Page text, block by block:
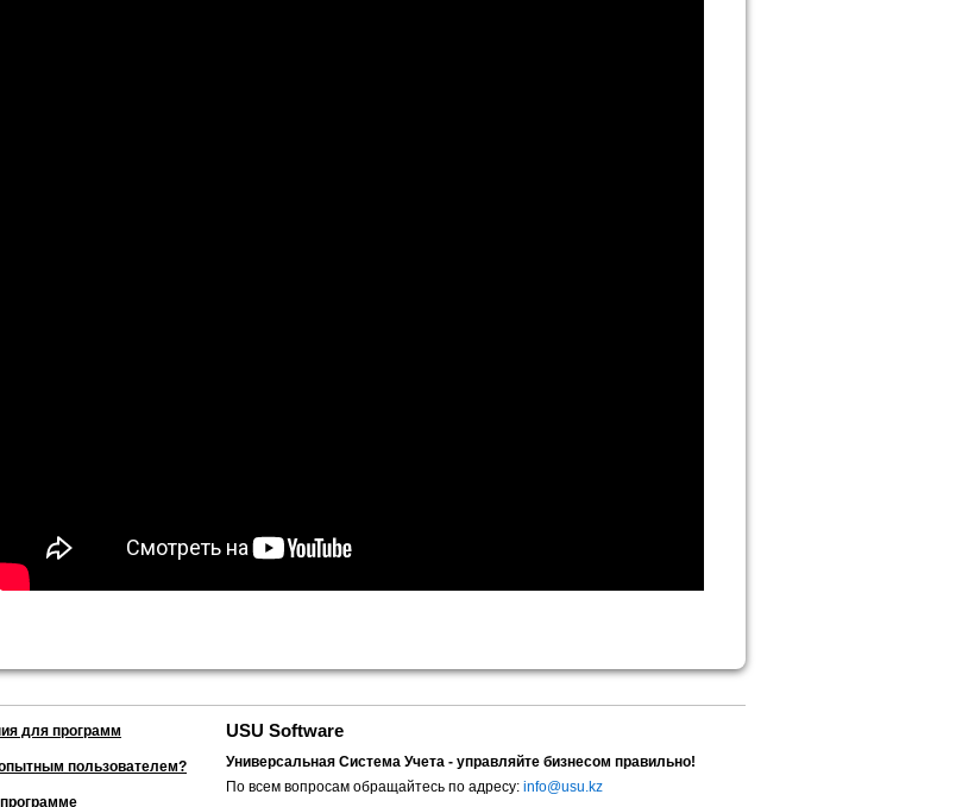
для программ
опытным пользователем?
USU Software
Универсальная Система Учета - управляйте бизнесом правильно!
По всем вопросам обращайтесь по адресу: info@usu.kz